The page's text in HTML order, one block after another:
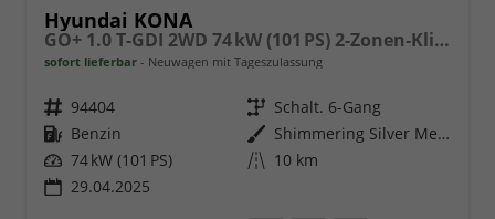
Hyundai KONA
GO+ 1.0 T-GDI 2WD 74 kW (101 PS) 2-Zonen-Klimaautomatik, Sitzheizung, Lenkradheizung, DAB, Android Auto, Apple CarPlay, Navigationssystem, Induktionsladestation, LED-Scheinwerfer, 18 Zoll Leichtmetallfelgen, uvm
sofort lieferbar Neuwagen mit Tageszulassung
Fahrzeugnr. 94404 Getriebe Schalt. 6-Gang
Kraftstoff Benzin Außenfarbe
Shimmering Silver Metallic
Leistung 74 kW (101 PS) Kilometerstand 10 km
29.04.2025